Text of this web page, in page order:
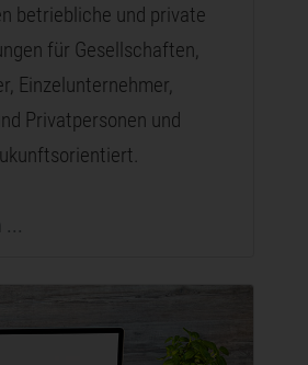
betriebliche und private
für Gesellschaften,
Einzelunternehmer,
Privatpersonen und
...